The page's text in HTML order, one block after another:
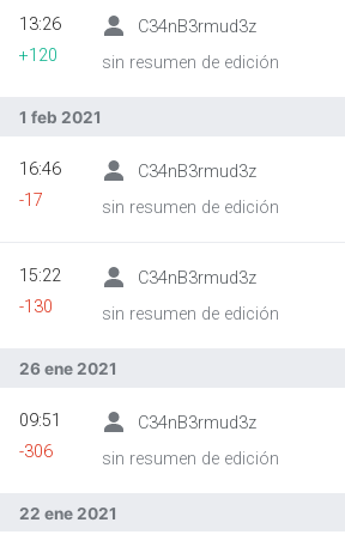
C34nB3rmud3z
sin resumen de edición
13:26
+120
1 feb 2021
C34nB3rmud3z
sin resumen de edición
16:46
-17
C34nB3rmud3z
sin resumen de edición
15:22
-130
26 ene 2021
C34nB3rmud3z
sin resumen de edición
09:51
-306
22 ene 2021